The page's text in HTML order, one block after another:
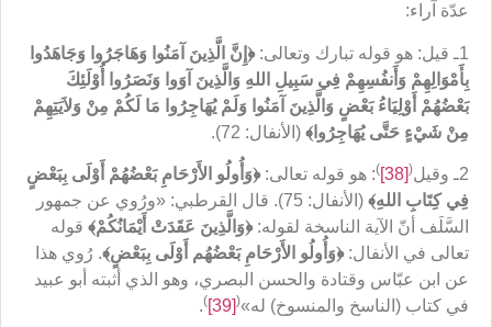
عدّة آراء:
1ـ قيل: هو قوله تبارك وتعالى: ﴿ إِنَّ الَّذِينَ آمَنُوا وَهَاجَرُوا وَجَاهَدُوا
بِأَمْوَالِهِمْ وَأَنفُسِهِمْ فِي سَبِيلِ اللهِ وَالَّذِينَ آوَوا وَنَصَرُوا أُوْلَئِكَ
بَعْضُهُمْ أَوْلِيَاءُ بَعْضٍ وَالَّذِينَ آمَنُوا وَلَمْ يُهَاجِرُوا مَا لَكُمْ مِنْ وَلاَيَتِهِمْ
مِنْ شَيْءٍ حَتَّى يُهَاجِرُوا ﴾ (الأنفال: 72).
2ـ وقيل (
[38]
): هو قوله تعالى:﴿وَأُولُو الأَرْحَامِ بَعْضُهُمْ أَوْلَى بِبَعْضٍ
فِي كِتَابِ اللهِ﴾
(الأنفال: 75). قال القرطبي: «ورُوي عن جمهور
السَّلَف أنّ الآية الناسخة لقوله:﴿وَالَّذِينَ عَقَدَتْ أَيْمَانُكُمْ﴾ قوله
تعالى في الأنفال:﴿وَأُولُو الأَرْحَامِ بَعْضُهُم أَوْلَى بِبَعْضٍ﴾. رُوي هذا
عن ابن عبّاس وقتادة والحسن البصري، وهو الذي أثبته أبو عبيد
في كتاب (الناسخ والمنسوخ) له»(
[39]
)
.